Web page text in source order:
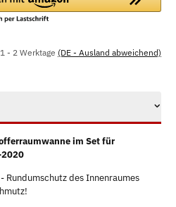
1 - 2 Werktage (DE - Ausland abweichend)
im Set für
2020
Rundumschutz des Innenraumes